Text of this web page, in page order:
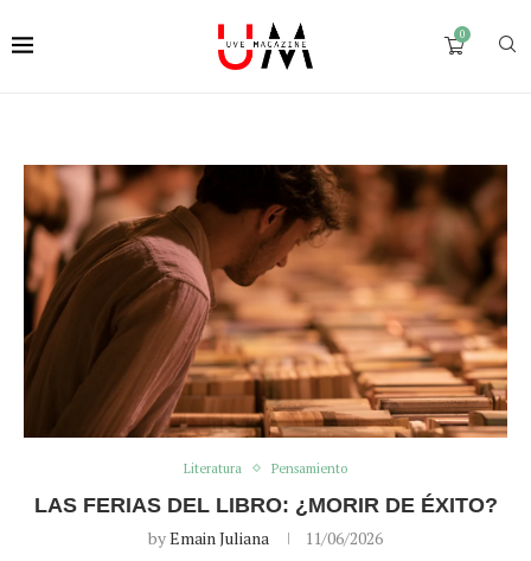
0
Literatura Pensamiento
LAS FERIAS DEL LIBRO: ¿MORIR DE ÉXITO?
byEmain Juliana 11/06/2026